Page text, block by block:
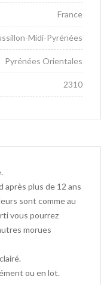
France
Midi-Pyrénées
Pyrénées Orientales
2310
après plus de 12 ans
sont comme au
vous pourrez
morues
ou en lot.